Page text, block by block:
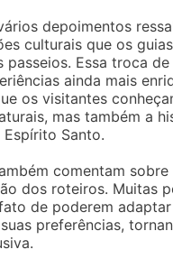
depoimentos
culturais que os
passeios. Essa troca
ainda mais
os visitantes
mas também a
Santo.
comentam sobre
dos roteiros. Muitas
de poderem
preferências,